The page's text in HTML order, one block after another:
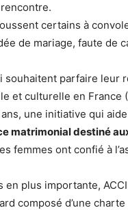
certains à
de mariage, faute de
souhaitent parfaire leur
et culturelle en France
une initiative qui
matrimonial destiné
femmes ont confié à
en plus importante,
composé d’une